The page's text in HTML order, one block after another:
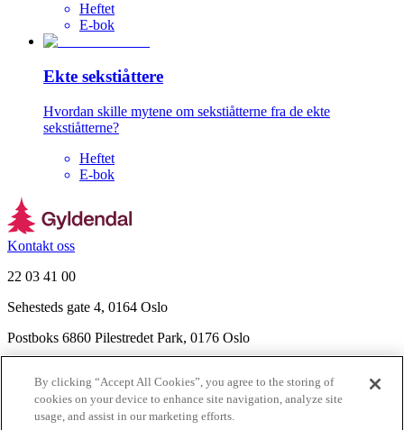
Heftet
E-bok
Ekte sekstiåttere
Hvordan skille mytene om sekstiåtterne fra de ekte
sekstiåtterne?
Heftet
E-bok
Kontakt oss
22 03 41 00
Sehesteds gate 4, 0164 Oslo
Postboks 6860 Pilestredet Park, 0176 Oslo
Nyhetsbrev
Ledige stillinger
By clicking “Accept All Cookies”, you agree to the storing of
cookies on your device to enhance site navigation, analyze site
usage, and assist in our marketing efforts.